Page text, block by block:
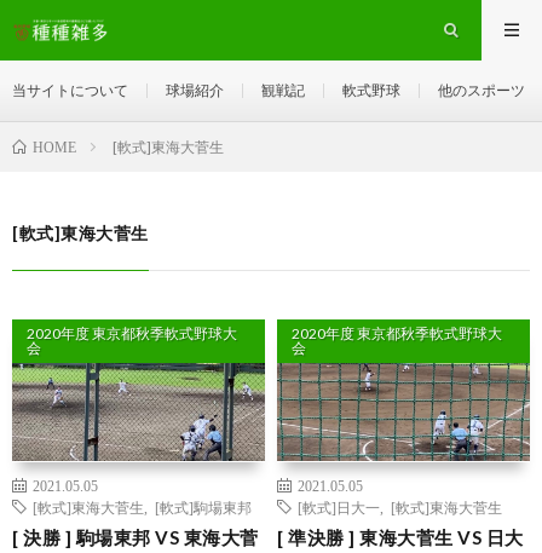
当サイトについて 球場紹介 観戦記 軟式野球 他のスポーツ
HOME [軟式]東海大菅生
[軟式]東海大菅生
2020年度 東京都秋季軟式野球大
会
2021.05.05
[軟式]東海大菅生
[軟式]駒場東邦
[ 決勝 ] 駒場東邦 VS 東海大菅
2020年度 東京都秋季軟式野球大
会
2021.05.05
[軟式]日大一
[軟式]東海大菅生
[ 準決勝 ] 東海大菅生 VS 日大